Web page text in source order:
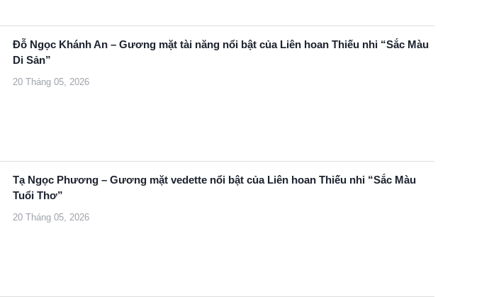
Đỗ Ngọc Khánh An – Gương mặt tài năng nổi bật của Liên hoan Thiếu nhi “Sắc Màu
Di Sản”
20 Tháng 05, 2026
Tạ Ngọc Phương – Gương mặt vedette nổi bật của Liên hoan Thiếu nhi “Sắc Màu
Tuổi Thơ”
20 Tháng 05, 2026